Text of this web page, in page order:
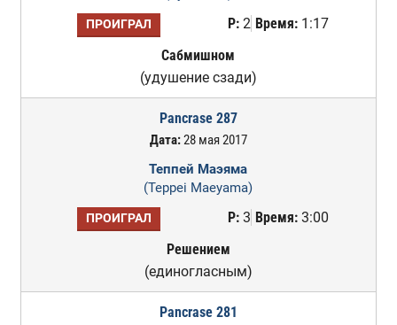
ПРОИГРАЛ Р:2 Время:1:17
Сабмишном
(удушение сзади)
Pancrase 287
Дата:28 мая 2017
Теппей Маэяма
(Teppei Maeyama)
ПРОИГРАЛ Р:3 Время:3:00
Решением
(единогласным)
Pancrase 281